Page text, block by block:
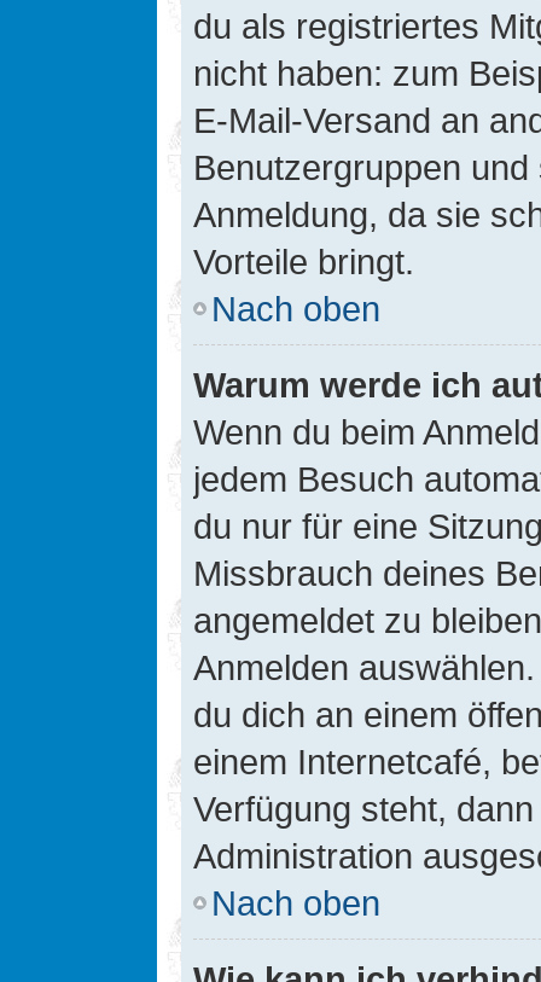
du als registriertes
nicht haben: zum
E-Mail-Versand an
Benutzergruppen
Anmeldung, da sie
Vorteile bringt.
Nach oben
Warum werde ich
Wenn du beim
jedem Besuch
du nur für eine
Missbrauch deines
angemeldet zu
Anmelden
du dich an einem
einem Internetcafé,
Verfügung steht,
Administration
Nach oben